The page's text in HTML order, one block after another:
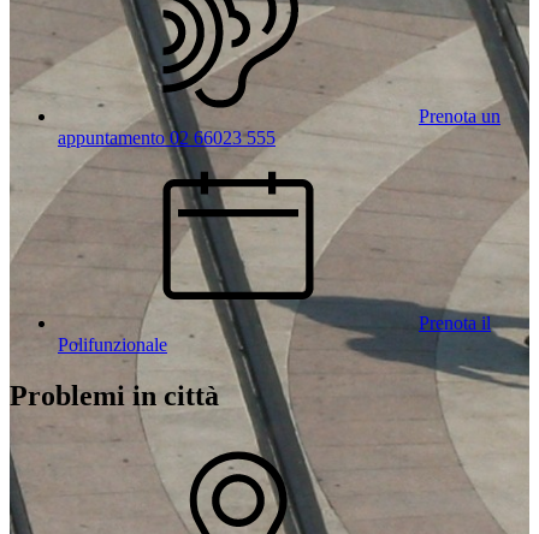
Prenota un
appuntamento 02 66023 555
Prenota il
Polifunzionale
Problemi in città